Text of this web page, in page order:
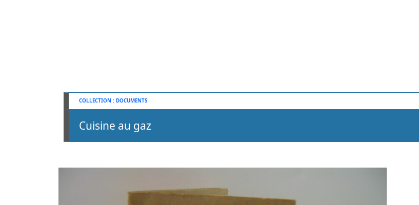
DOCUMENTS
Cuisine au gaz